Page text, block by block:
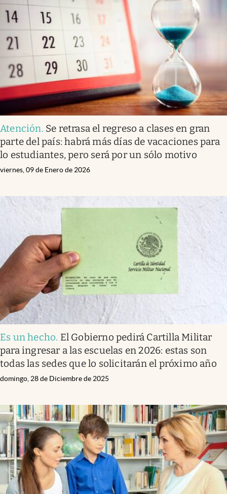
Atención. Se retrasa el regreso a clases en gran
parte del país: habrá más días de vacaciones para
lo estudiantes, pero será por un sólo motivo
viernes, 09 de Enero de 2026
Es un hecho. El Gobierno pedirá Cartilla Militar
para ingresar a las escuelas en 2026: estas son
todas las sedes que lo solicitarán el próximo año
domingo, 28 de Diciembre de 2025